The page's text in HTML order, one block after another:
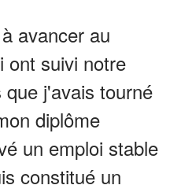
avancer au
ont suivi notre
j'avais tourné
diplôme
un emploi stable
constitué un